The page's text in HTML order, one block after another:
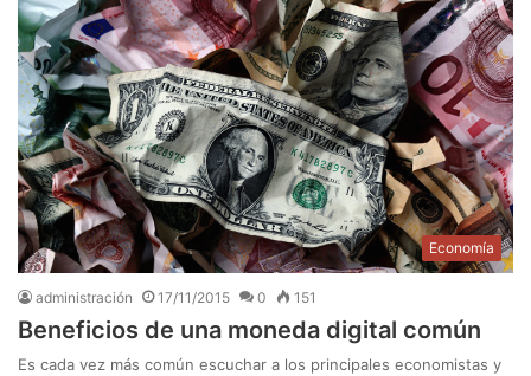
Economía
administración 17/11/2015 0 151
Beneficios de una moneda digital común
Es cada vez más común escuchar a los principales economistas y